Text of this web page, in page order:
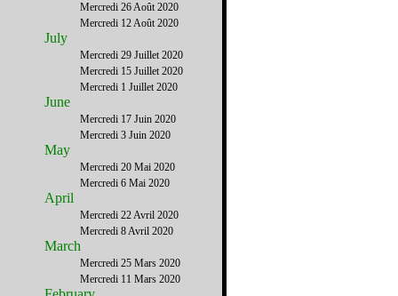
Mercredi 26 Août 2020
Mercredi 12 Août 2020
July
Mercredi 29 Juillet 2020
Mercredi 15 Juillet 2020
Mercredi 1 Juillet 2020
June
Mercredi 17 Juin 2020
Mercredi 3 Juin 2020
May
Mercredi 20 Mai 2020
Mercredi 6 Mai 2020
April
Mercredi 22 Avril 2020
Mercredi 8 Avril 2020
March
Mercredi 25 Mars 2020
Mercredi 11 Mars 2020